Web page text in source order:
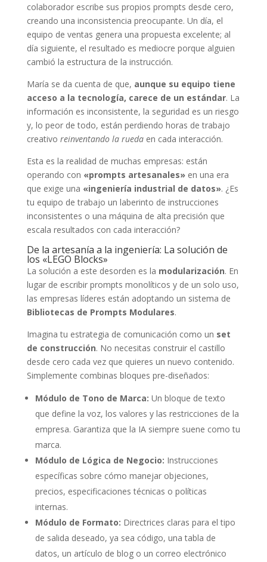
colaborador escribe sus propios prompts desde cero,
creando una inconsistencia preocupante. Un día, el
equipo de ventas genera una propuesta excelente; al
día siguiente, el resultado es mediocre porque alguien
cambió la estructura de la instrucción.
María se da cuenta de que, aunque su equipo tiene
acceso a la tecnología, carece de un estándar. La
información es inconsistente, la seguridad es un riesgo
y, lo peor de todo, están perdiendo horas de trabajo
creativo reinventando la ruedaen cada interacción.
Esta es la realidad de muchas empresas: están
operando con «prompts artesanales»en una era
que exige una «ingeniería industrial de datos». ¿Es
tu equipo de trabajo un laberinto de instrucciones
inconsistentes o una máquina de alta precisión que
escala resultados con cada interacción?
De la artesanía a la ingeniería: La solución de
los «LEGO Blocks»
La solución a este desorden es la modularización. En
lugar de escribir prompts monolíticos y de un solo uso,
las empresas líderes están adoptando un sistema de
Bibliotecas de Prompts Modulares.
Imagina tu estrategia de comunicación como un set
de construcción. No necesitas construir el castillo
desde cero cada vez que quieres un nuevo contenido.
Simplemente combinas bloques pre-diseñados:
Módulo de Tono de Marca: Un bloque de texto
que define la voz, los valores y las restricciones de la
empresa. Garantiza que la IA siempre suene como tu
marca.
Módulo de Lógica de Negocio: Instrucciones
específicas sobre cómo manejar objeciones,
precios, especificaciones técnicas o políticas
internas.
Módulo de Formato: Directrices claras para el tipo
de salida deseado, ya sea código, una tabla de
datos, un artículo de blog o un correo electrónico